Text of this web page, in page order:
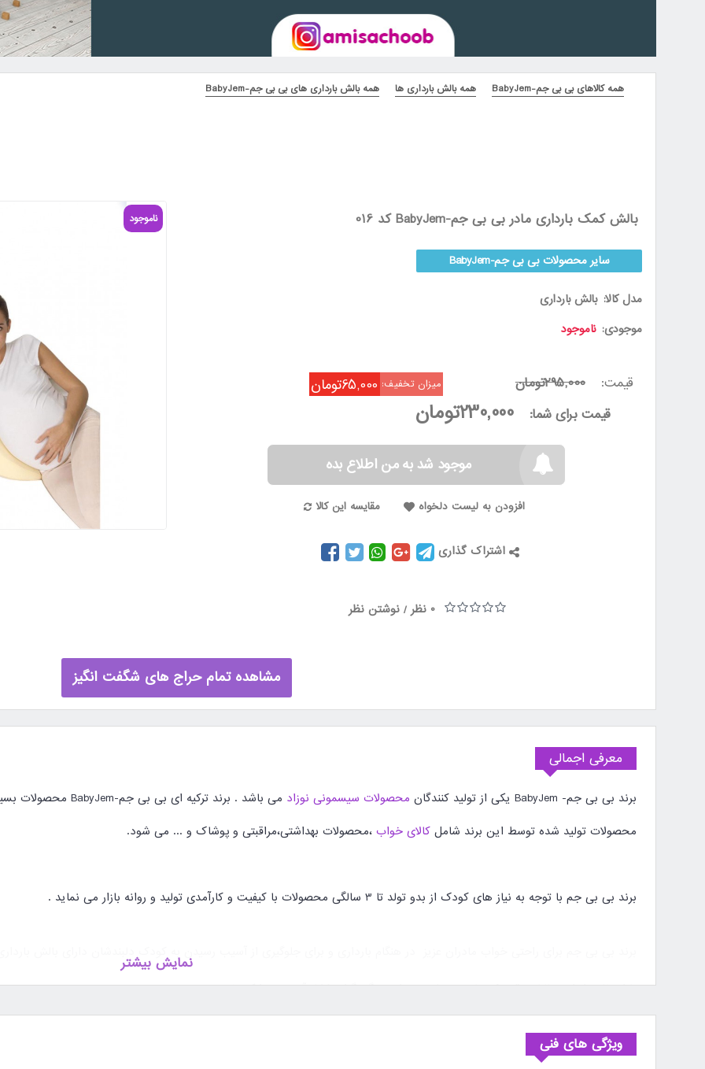
همه کالاهای بی بی جم-BabyJem همه بالش بارداری ها همه بالش بارداری های بی بی جم-BabyJem
ناموجود بالش کمک بارداری مادر بی بی جم-BabyJem کد 016
سایر محصولات بی بی جم-BabyJem
مدل کالا: بالش بارداری
موجودی: ناموجود
قیمت: 295,000تومان میزان تخفیف: 65,000تومان
قیمت برای شما: 230,000تومان
موجود شد به من اطلاع بده
افزودن به لیست دلخواه مقایسه این کالا
اشتراک گذاری
0 نظر /نوشتن نظر
مشاهده تمام حراج های شگفت انگیز
معرفی اجمالی
برند بی بی جم- BabyJem یکی از تولید کنندگان محصولات سیسمونی نوزاد می باشد . برند ترکیه ای بی بی جم-BabyJem محصولات بسیاری برای سلامت و راحتی مادر و نوزادان تولید می کند.
محصولات تولید شده توسط این برند شاملکالای خواب ،محصولات بهداشتی،مراقبتی و پوشاک و ... می شود.
برند بی بی جم با توجه به نیاز های کودک از بدو تولد تا 3 سالگی محصولات با کیفیت و کارآمدی تولید و روانه بازار می نماید .
با استفاده از این بالش وقتی که مادر به پهلو میخوابد دیگر نگران فشار آمدن به شکم خود نیست.
نمایش بیشتر
ویژگی های فنی